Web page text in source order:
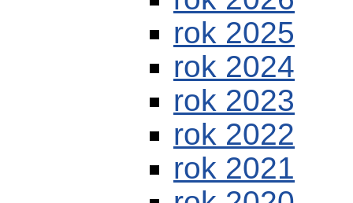
rok 2025
rok 2024
rok 2023
rok 2022
rok 2021